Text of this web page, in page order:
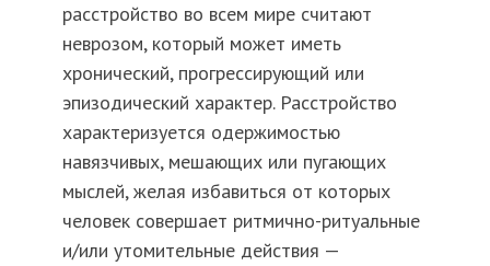
расстройство во всем мире считают
неврозом, который может иметь
хронический, прогрессирующий или
эпизодический характер. Расстройство
характеризуется одержимостью
навязчивых, мешающих или пугающих
мыслей, желая избавиться от которых
человек совершает ритмично-ритуальные
и/или утомительные действия —